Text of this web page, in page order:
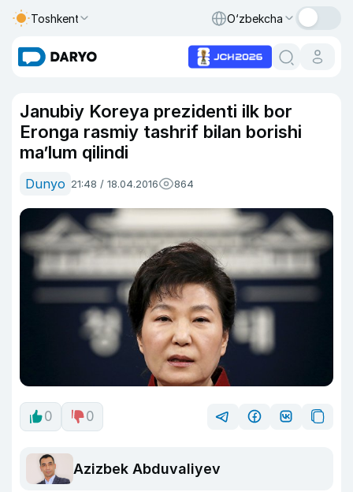
Toshkent O‘zbekcha
Janubiy Koreya prezidenti ilk bor
Eronga rasmiy tashrif bilan borishi
ma’lum qilindi
Dunyo 21:48 / 18.04.2016 864
0 0
Azizbek Abduvaliyev